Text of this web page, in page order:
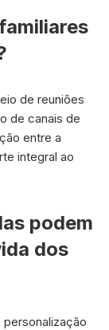
de reuniões
de canais de
entre a
integral ao
podem
dos
personalização